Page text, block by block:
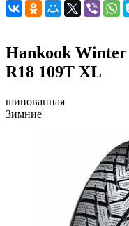
Hankook
R18 109T XL
шипованная
Зимние